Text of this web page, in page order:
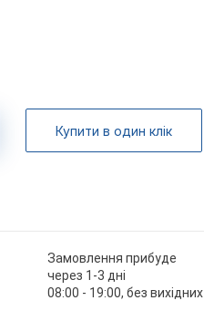
Купити в один клік
Замовлення прибуде
через 1-3 дні
08:00 - 19:00, без вихідних